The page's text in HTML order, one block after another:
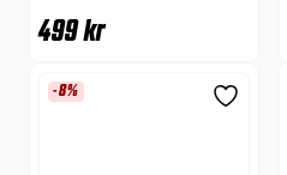
499kr
-8%